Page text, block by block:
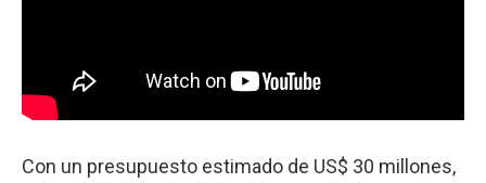
Con un presupuesto estimado de US$ 30 millones,